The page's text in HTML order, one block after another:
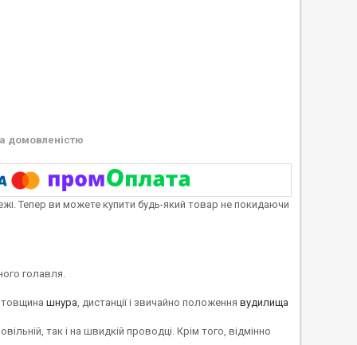
домовленістю
Тепер ви можете купити будь-який товар не покидаючи
голавля.
товщина шнура, дистанції і звичайно положення вудилища
так і на швидкій проводці. Крім того, відмінно